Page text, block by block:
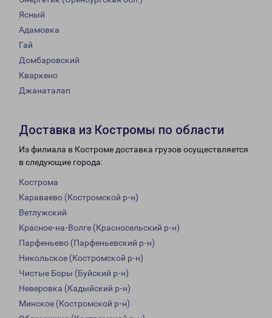
Ясный
Адамовка
Гай
Домбаровский
Кваркено
Джанаталап
Доставка из Костромы по области
Из филиала в Костроме доставка грузов осуществляется
в следующие города:
Кострома
Караваево (Костромской р-н)
Ветлужский
Красное-на-Волге (Красносельский р-н)
Парфеньево (Парфеньевский р-н)
Никольское (Костромской р-н)
Чистые Боры (Буйский р-н)
Неверовка (Кадыйский р-н)
Минское (Костромской р-н)